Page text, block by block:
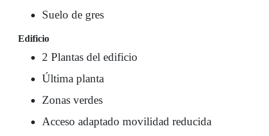
Suelo de gres
Edificio
2 Plantas del edificio
Última planta
Zonas verdes
Acceso adaptado movilidad reducida